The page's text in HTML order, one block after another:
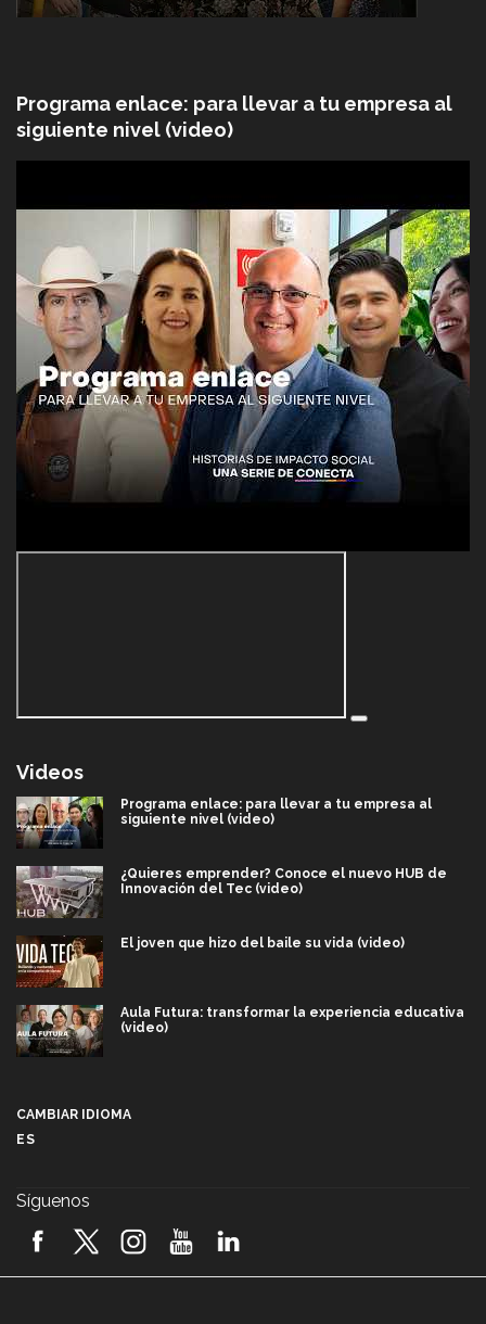
Programa enlace: para llevar a tu empresa al
siguiente nivel (video)
Videos
Programa enlace: para llevar a tu empresa al
siguiente nivel (video)
¿Quieres emprender? Conoce el nuevo HUB de
Innovación del Tec (video)
El joven que hizo del baile su vida (video)
Aula Futura: transformar la experiencia educativa
(video)
2026! (video)
CAMBIAR IDIOMA
ES
Síguenos